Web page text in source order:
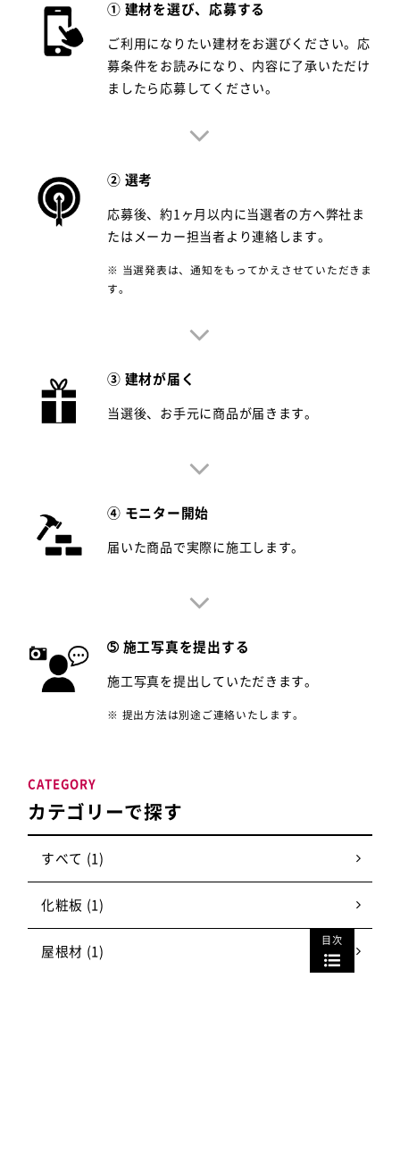
目次
① 建材を選び、応募する
ご利用になりたい建材をお選びください。応
募条件をお読みになり、内容に了承いただけ
ましたら応募してください。
② 選考
応募後、約1ヶ月以内に当選者の方へ弊社ま
たはメーカー担当者より連絡します。
※ 当選発表は、通知をもってかえさせていただきま
す。
③ 建材が届く
当選後、お手元に商品が届きます。
④ モニター開始
届いた商品で実際に施工します。
➄ 施工写真を提出する
施工写真を提出していただきます。
※ 提出方法は別途ご連絡いたします。
カテゴリーで探す
CATEGORY
すべて (1)
化粧板 (1)
屋根材 (1)